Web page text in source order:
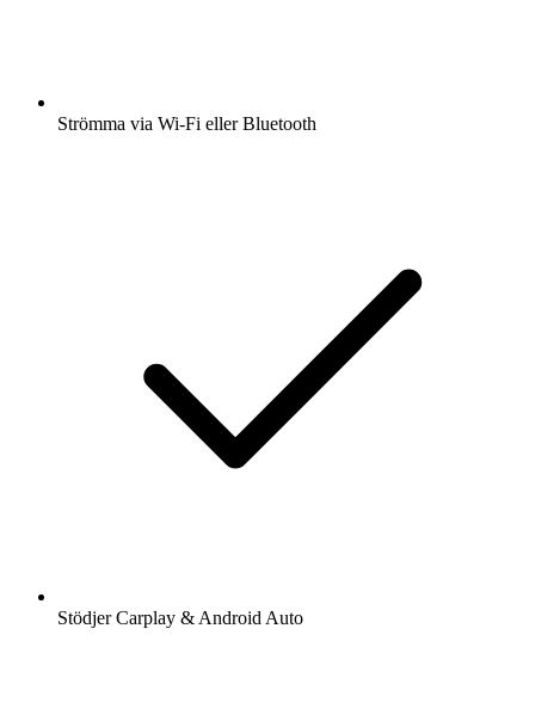
Strömma via Wi-Fi eller Bluetooth
Stödjer Carplay & Android Auto